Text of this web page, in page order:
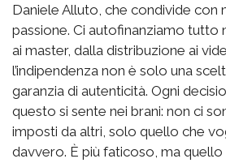
Daniele Alluto, che condivide con
passione. Ci autofinanziamo tutto
ai master, dalla distribuzione ai
l’indipendenza non è solo una
garanzia di autenticità. Ogni
questo si sente nei brani: non ci
imposti da altri, solo quello che
davvero. È più faticoso, ma